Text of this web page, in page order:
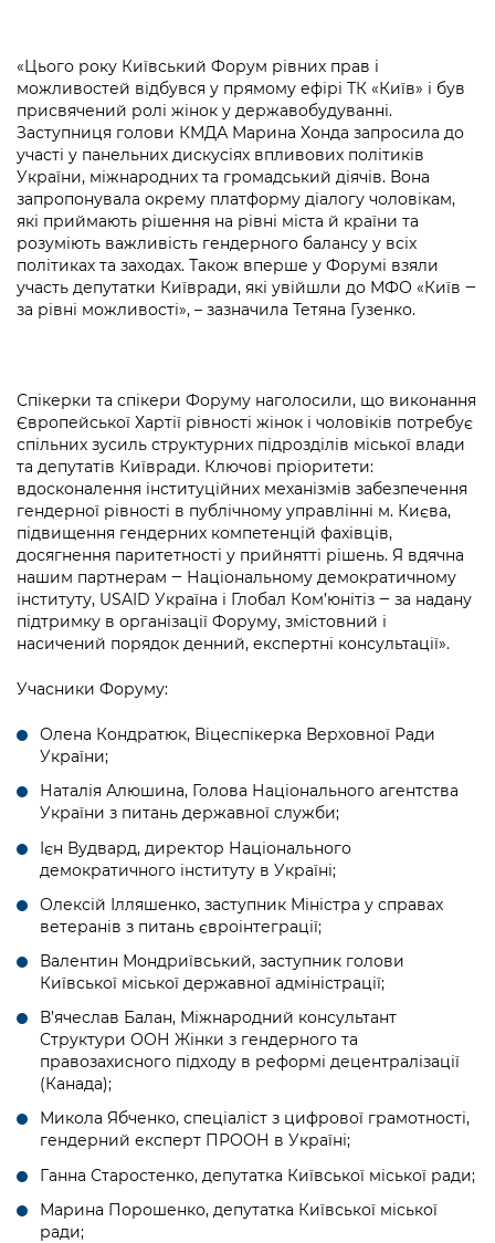
Річні звіти
Гендерна політика
Безбар'єрність
Київська міська військова адміністрація
Безбар'єрність
Портал послуг
Міський застосунок Київ Цифровий
Важливе під час воєнного стану
Важливе під час воєнного стану
Портал даних Києва
Публічні дашборди
«Цього року Київський Форум рівних прав і
можливостей відбувся у прямому ефірі ТК «Київ» і був
присвячений ролі жінок у державобудуванні.
Заступниця голови КМДА Марина Хонда запросила до
участі у панельних дискусіях впливових політиків
України, міжнародних та громадський діячів. Вона
запропонувала окрему платформу діалогу чоловікам,
які приймають рішення на рівні міста й країни та
розуміють важливість гендерного балансу у всіх
політиках та заходах. Також вперше у Форумі взяли
участь депутатки Київради, які увійшли до МФО «Київ ‒
за рівні можливості», – зазначила Тетяна Гузенко.
Спікерки та спікери Форуму наголосили, що виконання
Європейської Хартії рівності жінок і чоловіків потребує
спільних зусиль структурних підрозділів міської влади
та депутатів Київради. Ключові пріоритети:
вдосконалення інституційних механізмів забезпечення
гендерної рівності в публічному управлінні м. Києва,
підвищення гендерних компетенцій фахівців,
досягнення паритетності у прийнятті рішень. Я вдячна
нашим партнерам ‒ Національному демократичному
інституту, USAID Україна і Глобал Ком’юнітіз ‒ за надану
підтримку в організації Форуму, змістовний і
насичений порядок денний, експертні консультації».
Учасники Форуму:
Олена Кондратюк, Віцеспікерка Верховної Ради
України;
Наталія Алюшина, Голова Національного агентства
України з питань державної служби;
Ієн Вудвард, директор Національного
демократичного інституту в Україні;
Олексій Ілляшенко, заступник Міністра у справах
ветеранів з питань євроінтеграції;
Валентин Мондриївський, заступник голови
Київської міської державної адміністрації;
В’ячеслав Балан, Міжнародний консультант
Структури ООН Жінки з гендерного та
правозахисного підходу в реформі децентралізації
(Канада);
Микола Ябченко, спеціаліст з цифрової грамотності,
гендерний експерт ПРООН в Україні;
Ганна Старостенко, депутатка Київської міської ради;
Марина Порошенко, депутатка Київської міської
ради;